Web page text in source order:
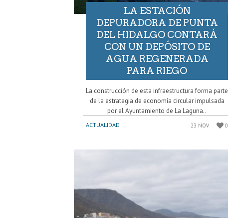
LA ESTACIÓN
DEPURADORA DE PUNTA
DEL HIDALGO CONTARÁ
CON UN DEPÓSITO DE
AGUA REGENERADA
PARA RIEGO
La construcción de esta infraestructura forma parte
de la estrategia de economía circular impulsada
por el Ayuntamiento de La Laguna..
ACTUALIDAD 23 NOV 0